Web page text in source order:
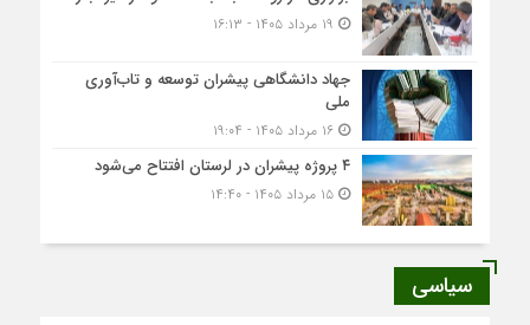
جهاد دانشگاهی پیشران توسعه و تاب‌آوری
ملی
۱۶ مرداد ۱۴۰۵ - ۱۹:۰۴
۴ پروژه پیشران در لرستان افتتاح می‌شود
۱۵ مرداد ۱۴۰۵ - ۱۴:۴۰
سیاسی